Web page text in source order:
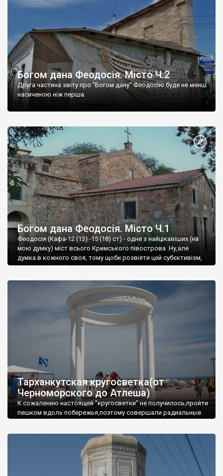
Богом дана Феодосія. Місто Ч.2
Друга частина звіту про "Богом дану" Феодосію буде не менш
насиченою ніж перша.
Богом дана Феодосія. Місто Ч.1
Феодосія (Кафа-12 (13) -15 (18) ст) - одне з найцікавіших (на
мою думку) міст всього Кримського півострова .Ну,але
думка в кожного своя, тому щоби розвіяти цей субєктивізм,
запрошую відвідати це
Тарханкутская кругосветка(от
Черноморского до Атлеша)
К сожалению настоящей "кругосветки" не получилось,пройти
пешком вдоль побережья,поэтому совершали радиальные